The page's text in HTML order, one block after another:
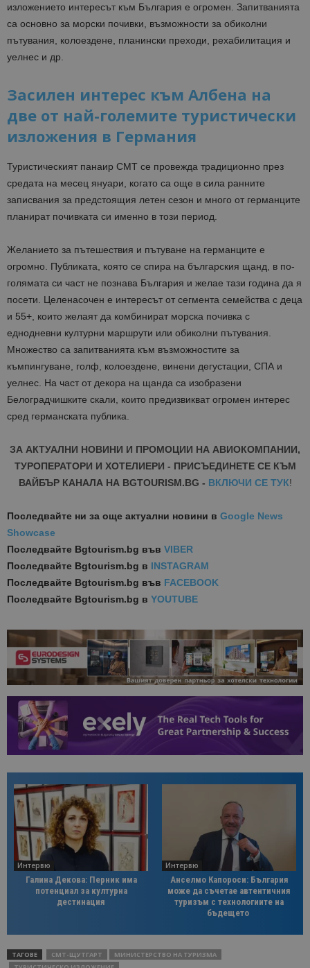
изложението интересът към България е огромен. Запитванията
са основно за морски почивки, възможности за обиколни
пътувания, колоездене, планински преходи, рехабилитация и
уелнес и др.
Засилен интерес към Албена на
две от най-големите туристически
изложения в Германия
Туристическият панаир CMT се провежда традиционно през
средата на месец януари, когато са още в сила ранните
записвания за предстоящия летен сезон и много от германците
планират почивката си именно в този период.
Желанието за пътешествия и пътуване на германците е
огромно. Публиката, която се спира на българския щанд, в по-
голямата си част не познава България и желае тази година да я
посети. Целенасочен е интересът от сегмента семейства с деца
и 55+, които желаят да комбинират морска почивка с
еднодневни културни маршрути или обиколни пътувания.
Множество са запитванията към възможностите за
къмпингуване, голф, колоездене, винени дегустации, СПА и
уелнес. На част от декора на щанда са изобразени
Белоградчишките скали, които предизвикват огромен интерес
сред германската публика.
ЗА АКТУАЛНИ НОВИНИ И ПРОМОЦИИ НА АВИОКОМПАНИИ,
ТУРОПЕРАТОРИ И ХОТЕЛИЕРИ - ПРИСЪЕДИНЕТЕ СЕ КЪМ
ВАЙБЪР КАНАЛА НА BGTOURISM.BG - ВКЛЮЧИ СЕ ТУК!
Последвайте ни за още актуални новини в Google News
Showcase
Последвайте Bgtourism.bg във VIBER
Последвайте Bgtourism.bg в INSTAGRAM
Последвайте Bgtourism.bg във FACEBOOK
Последвайте Bgtourism.bg в YOUTUBE
Интервю
Галина Декова: Перник има
потенциал за културна
дестинация
Интервю
Анселмо Капороси: България
може да съчетае автентичния
туризъм с технологиите на
бъдещето
ТАГОВЕ CMT-ЩУТГАРТ
МИНИСТЕРСТВО НА ТУРИЗМА